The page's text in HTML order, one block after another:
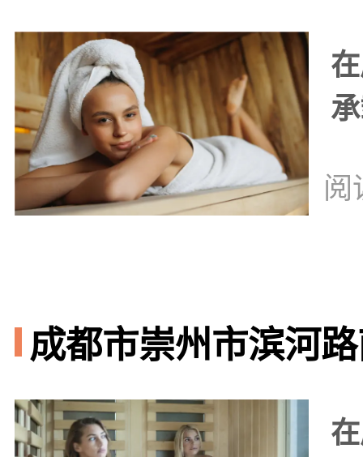
阅
成都市崇州市滨河